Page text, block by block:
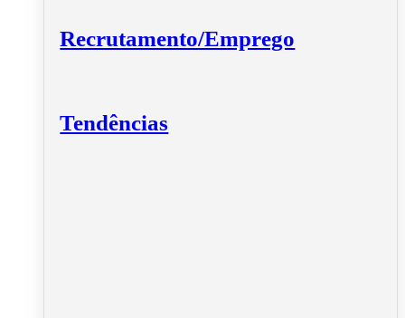
Recrutamento/Emprego
Tendências